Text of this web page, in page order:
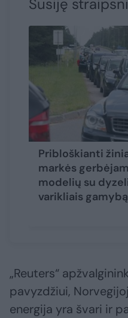
Susiję
Pribloškianti
markės
modelių su
varikliais gamybą
„Reuters“
pavyzdžiui,
energija yra švari ir